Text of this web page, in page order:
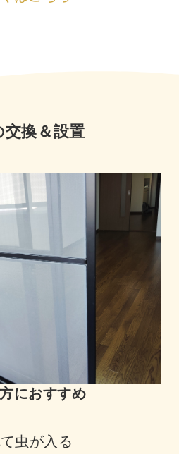
交換＆設置
におすすめ
虫が入る